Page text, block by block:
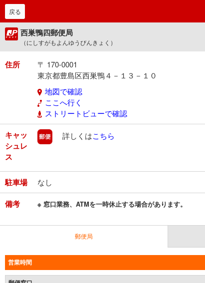
戻る
西巣鴨四郵便局
（にしすがもよんゆうびんきょく）
住所
〒 170-0001
東京都豊島区西巣鴨４－１３－１０
地図で確認
ここへ行く
ストリートビューで確認
キャッ
シュレ
ス
郵便
詳しくはこちら
駐車場 なし
備考 ※ 窓口業務、ATMを一時休止する場合があります。
郵便局
営業時間